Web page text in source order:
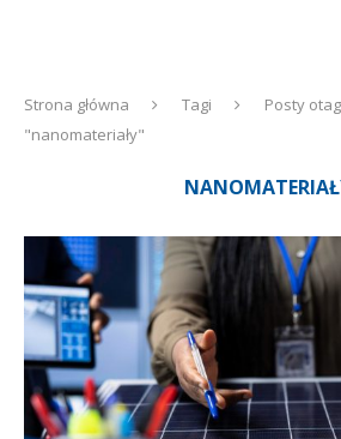
Strona główna Tagi
Posty
"nanomateriały"